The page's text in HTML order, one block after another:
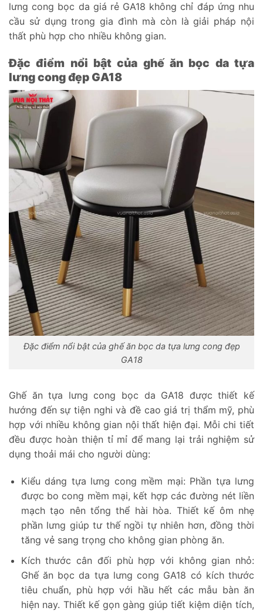
lưng cong bọc da giá rẻ GA18 không chỉ đáp ứng nhu
cầu sử dụng trong gia đình mà còn là giải pháp nội
thất phù hợp cho nhiều không gian.
Đặc điểm nổi bật của ghế ăn bọc da tựa
lưng cong đẹp GA18
Đặc điểm nổi bật của ghế ăn bọc da tựa lưng cong đẹp
GA18
Ghế ăn tựa lưng cong bọc da GA18 được thiết kế
hướng đến sự tiện nghi và đề cao giá trị thẩm mỹ, phù
hợp với nhiều không gian nội thất hiện đại. Mỗi chi tiết
đều được hoàn thiện tỉ mỉ để mang lại trải nghiệm sử
dụng thoải mái cho người dùng:
Kiểu dáng tựa lưng cong mềm mại: Phần tựa lưng
được bo cong mềm mại, kết hợp các đường nét liền
mạch tạo nên tổng thể hài hòa. Thiết kế ôm nhẹ
phần lưng giúp tư thế ngồi tự nhiên hơn, đồng thời
tăng vẻ sang trọng cho không gian phòng ăn.
Kích thước cân đối phù hợp với không gian nhỏ:
Ghế ăn bọc da tựa lưng cong GA18 có kích thước
tiêu chuẩn, phù hợp với hầu hết các mẫu bàn ăn
hiện nay. Thiết kế gọn gàng giúp tiết kiệm diện tích,